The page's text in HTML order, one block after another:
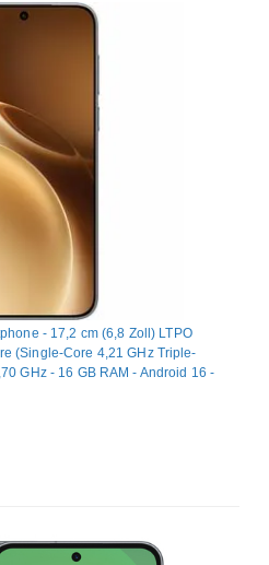
- 17,2 cm (6,8 Zoll) LTPO
(Single-Core 4,21 GHz Triple-
GHz - 16 GB RAM - Android 16 -
SIM-Lock - Front Camera: 50
/ 50 Megapixel / 200
Field Kommunikation